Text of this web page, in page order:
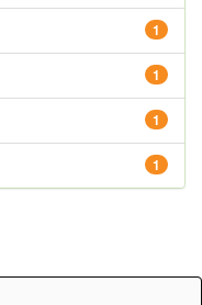
1
1
1
1